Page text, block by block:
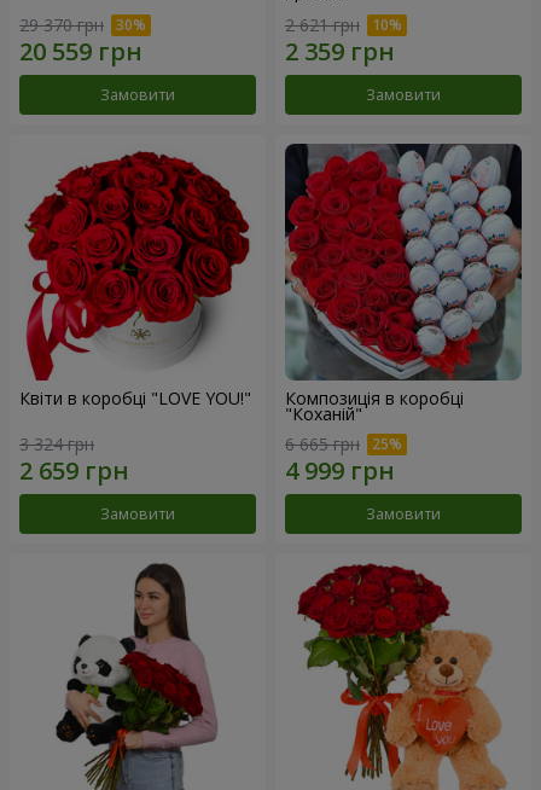
29 370 грн
Замовити
2 621 грн
Замовити
Квіти в коробці "LOVE YOU!"
3 324 грн
Замовити
Композиція в коробці
"Коханій"
6 665 грн
Замовити